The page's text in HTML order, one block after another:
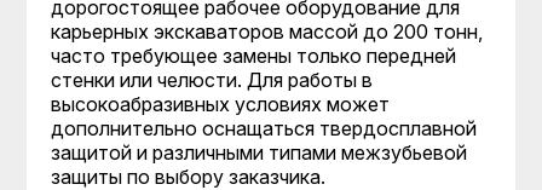
дорогостоящее рабочее оборудование для
карьерных экскаваторов массой до 200 тонн,
часто требующее замены только передней
стенки или челюсти. Для работы в
высокоабразивных условиях может
дополнительно оснащаться твердосплавной
защитой и различными типами межзубьевой
защиты по выбору заказчика.